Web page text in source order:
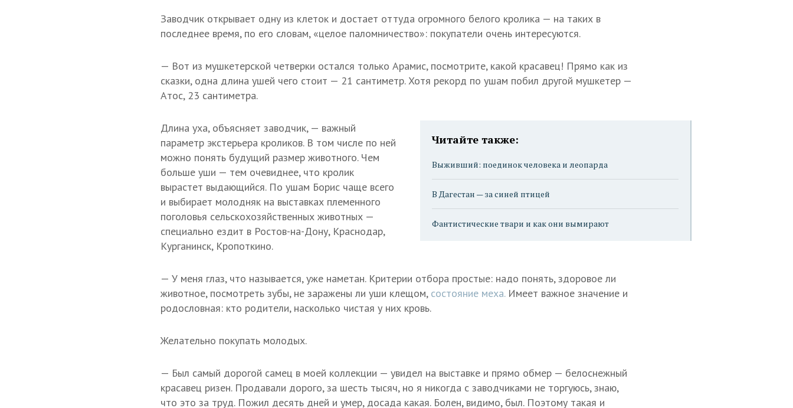
Заводчик открывает одну из клеток и достает оттуда огромного белого кролика — на таких в
последнее время, по его словам, «целое паломничество»: покупатели очень интересуются.
— Вот из мушкетерской четверки остался только Арамис, посмотрите, какой красавец! Прямо как из
сказки, одна длина ушей чего стоит — 21 сантиметр. Хотя рекорд по ушам побил другой мушкетер —
Атос, 23 сантиметра.
Читайте также:
Выживший: поединок человека и леопарда
В Дагестан — за синей птицей
Фантистические твари и как они вымирают
Длина уха, объясняет заводчик, — важный
параметр экстерьера кроликов. В том числе по ней
можно понять будущий размер животного. Чем
больше уши — тем очевиднее, что кролик
вырастет выдающийся. По ушам Борис чаще всего
и выбирает молодняк на выставках племенного
поголовья сельскохозяйственных животных —
специально ездит в Ростов-на-Дону, Краснодар,
Курганинск, Кропоткино.
— У меня глаз, что называется, уже наметан. Критерии отбора простые: надо понять, здоровое ли
животное, посмотреть зубы, не заражены ли уши клещом, состояние меха.Имеет важное значение и
родословная: кто родители, насколько чистая у них кровь.
Желательно покупать молодых.
— Был самый дорогой самец в моей коллекции — увидел на выставке и прямо обмер — белоснежный
красавец ризен. Продавали дорого, за шесть тысяч, но я никогда с заводчиками не торгуюсь, знаю,
что это за труд. Пожил десять дней и умер, досада какая. Болен, видимо, был. Поэтому такая и